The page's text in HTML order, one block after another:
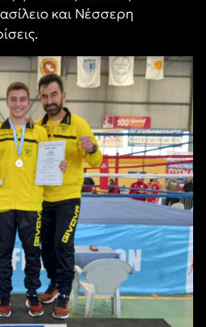
και Νέσσερη